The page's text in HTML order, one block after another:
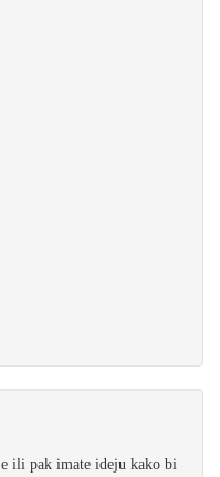
ili pak imate ideju kako bi